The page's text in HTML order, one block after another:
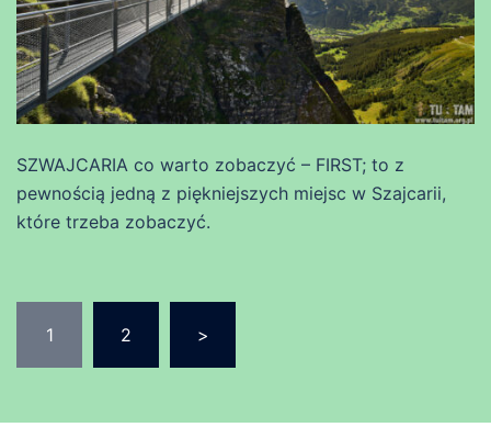
SZWAJCARIA co warto zobaczyć – FIRST; to z
pewnością jedną z piękniejszych miejsc w Szajcarii,
które trzeba zobaczyć.
wpisów
1 2 >